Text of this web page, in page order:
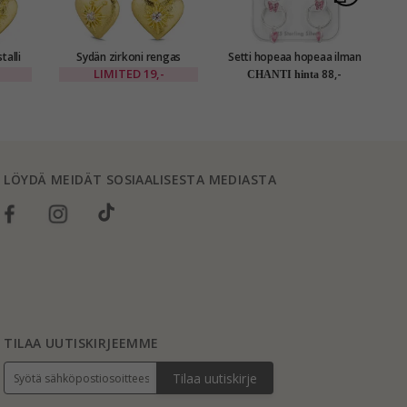
Sydän zirkoni rengas
kullattu messinki - Eliné
LIMITED 19,-
Setti hopeaa hopeaa ilman
ketjua
CHANTI hinta 88,-
LÖYDÄ MEIDÄT SOSIAALISESTA MEDIASTA
TILAA UUTISKIRJEEMME
Tilaa uutiskirje